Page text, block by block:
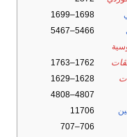
1698–1699
5466–5467
1762–1763
1628–1629
4807–4808
11706
706–707